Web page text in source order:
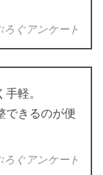
ろぐアンケート
軽。
できるのが便
ろぐアンケート